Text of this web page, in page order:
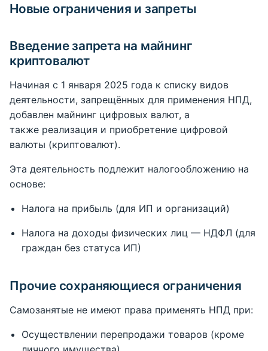
Новые ограничения и запреты
Введение запрета на майнинг
криптовалют
Начиная с 1 января 2025 года к списку видов
деятельности, запрещённых для применения НПД,
добавлен майнинг цифровых валют, а
также реализация и приобретение цифровой
валюты (криптовалют).
Эта деятельность подлежит налогообложению на
основе:
Налога на прибыль (для ИП и организаций)
Налога на доходы физических лиц — НДФЛ (для
граждан без статуса ИП)
Прочие сохраняющиеся ограничения
Самозанятые не имеют права применять НПД при:
Осуществлении перепродажи товаров (кроме